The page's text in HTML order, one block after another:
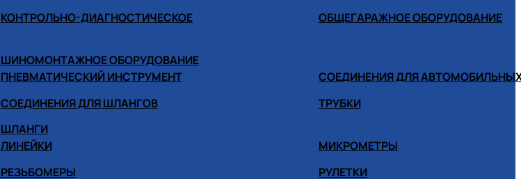
КОНТРОЛЬНО-ДИАГНОСТИЧЕСКОЕ ОБЩЕГАРАЖНОЕ ОБОРУДОВАНИЕ
ШИНОМОНТАЖНОЕ ОБОРУДОВАНИЕ
ПНЕВМАТИЧЕСКИЙ ИНСТРУМЕНТ
СОЕДИНЕНИЯ ДЛЯ
СОЕДИНЕНИЯ ДЛЯ ШЛАНГОВ
ТРУБКИ
ШЛАНГИ
ЛИНЕЙКИ
МИКРОМЕТРЫ
РЕЗЬБОМЕРЫ
РУЛЕТКИ